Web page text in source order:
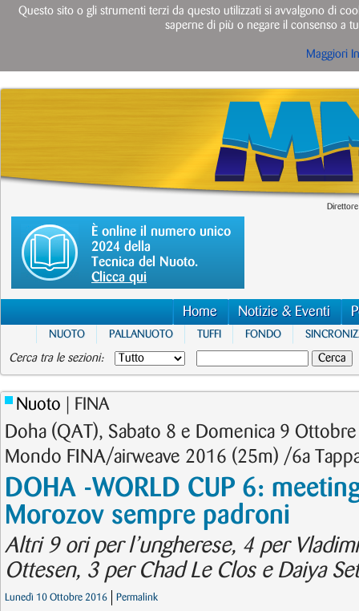
È online il numero unico
2024 della
Tecnica del Nuoto.
Clicca qui
Home Notizie & Eventi
NUOTO PALLANUOTO TUFFI FONDO
Cerca tra le sezioni:
Nuoto | FINA
Doha (QAT), Sabato 8 e Domenica 9
Mondo FINA/airweave 2016 (25m) /6a
DOHA -WORLD CUP 6:
Morozov sempre padroni
Altri 9 ori per l’ungherese, 4 per
Ottesen, 3 per Chad Le Clos e Daiya
Lunedì 10 Ottobre 2016 Permalink
Questo sito o gli strumenti terzi da questo utilizzati si avvalgono di
saperne di più o negare il consenso a
Maggiori